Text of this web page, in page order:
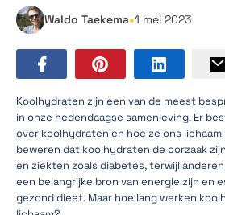
Waldo Taekema•1 mei 2023
Koolhydraten zijn een van de meest
in onze hedendaagse samenleving. Er
over koolhydraten en hoe ze ons lichaam
beweren dat koolhydraten de oorzaak
en ziekten zoals diabetes, terwijl
een belangrijke bron van energie zijn en
gezond dieet. Maar hoe lang werken